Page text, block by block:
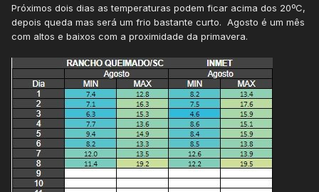
Próximos dois dias as temperaturas podem ficar acima dos 20ºC,
depois queda mas será um frio bastante curto. Agosto é um mês
com altos e baixos com a proximidade da primavera.